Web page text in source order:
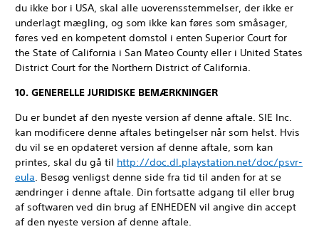
du ikke bor i USA, skal alle uoverensstemmelser, der ikke er
underlagt mægling, og som ikke kan føres som småsager,
føres ved en kompetent domstol i enten Superior Court for
the State of California i San Mateo County eller i United States
District Court for the Northern District of California.
10. GENERELLE JURIDISKE BEMÆRKNINGER
Du er bundet af den nyeste version af denne aftale. SIE Inc.
kan modificere denne aftales betingelser når som helst. Hvis
du vil se en opdateret version af denne aftale, som kan
printes, skal du gå til http://doc.dl.playstation.net/doc/psvr-
eula. Besøg venligst denne side fra tid til anden for at se
ændringer i denne aftale. Din fortsatte adgang til eller brug
af softwaren ved din brug af ENHEDEN vil angive din accept
af den nyeste version af denne aftale.